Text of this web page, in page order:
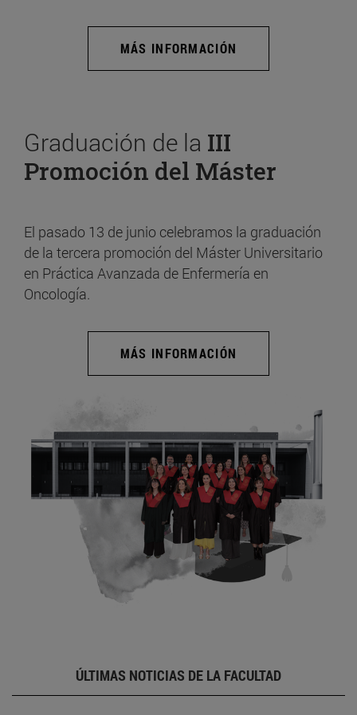
MÁS INFORMACIÓN
Graduación de la III
Promoción del Máster
El pasado 13 de junio celebramos la graduación
de la tercera promoción del Máster Universitario
en Práctica Avanzada de Enfermería en
Oncología.
MÁS INFORMACIÓN
ÚLTIMAS NOTICIAS DE LA FACULTAD